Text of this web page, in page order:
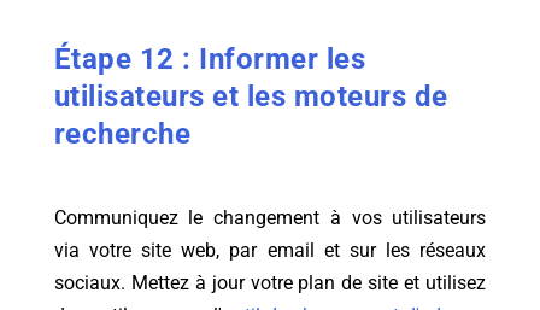
Étape 12 : Informer les
utilisateurs et les moteurs de
recherche
Communiquez le changement à vos utilisateurs
via votre site web, par email et sur les réseaux
sociaux. Mettez à jour votre plan de site et utilisez